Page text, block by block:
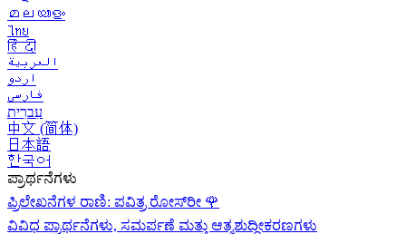
മലയാളം
ไทย
हिंदी
العربية
اردو
فارسی
עִברִית
中文 (简体)
日本語
한국어
ಪ್ರಾರ್ಥನೆಗಳು
ಪ್ರಿಲೇಖನೆಗಳ ರಾಣಿ: ಪವಿತ್ರ ರೋಸ್‌ರೀ 🌹
ವಿವಿಧ ಪ್ರಾರ್ಥನೆಗಳು, ಸಮರ್ಪಣೆ ಮತ್ತು ಆತ್ಮಶುದ್ಧೀಕರಣಗಳು